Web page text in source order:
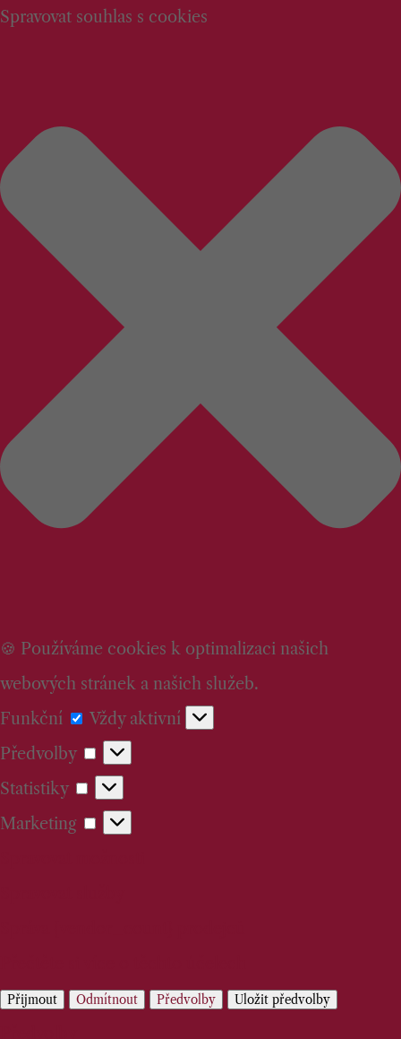
Spravovat souhlas s cookies
🍪 Používáme cookies k optimalizaci našich
webových stránek a našich služeb.
Funkční
Funkční
Vždy aktivní
Předvolby
Předvolby
Statistiky
Statistiky
Marketing
Marketing
Přijmout Odmítnout Předvolby Uložit předvolby